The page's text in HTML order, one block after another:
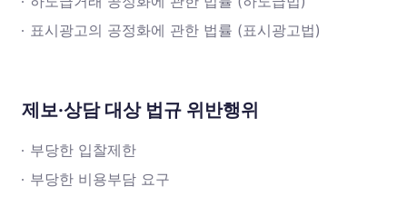
표시광고의 공정화에 관한 법률 (표시광고법)
제보·상담 대상 법규 위반행위
부당한 입찰제한
부당한 비용부담 요구